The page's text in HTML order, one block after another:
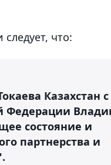
что:
Казахстан с
Федерации
состояние и
партнерства и